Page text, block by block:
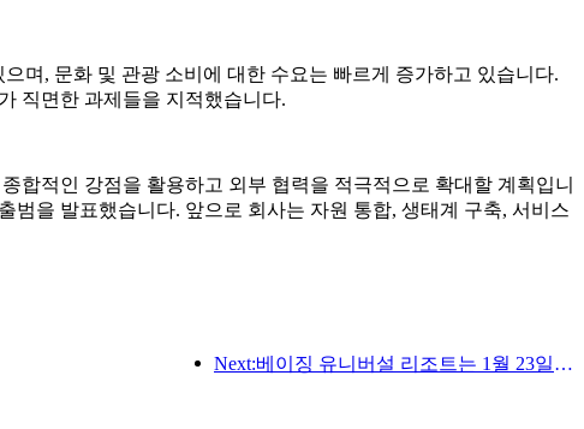
며, 문화 및 관광 소비에 대한 수요는 빠르게 증가하고 있습니다.
직면한 과제들을 지적했습니다.
합적인 강점을 활용하고 외부 협력을 적극적으로 확대할 계획입니
을 발표했습니다. 앞으로 회사는 자원 통합, 생태계 구축, 서비스
Next:베이징 유니버설 리조트는 1월 23일부터 40일간 유니버설 중국 설날 이벤트를 개최합니다.